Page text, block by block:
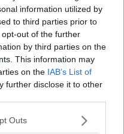
information utilized by
to third parties prior to
out of the further
by third parties on the
This information may
on the IAB’s List of
further disclose it to other
one or more Google
Outs
I VÄSTERVIKS KOMMUN
"Får lägga tabellen åt
jäst saft